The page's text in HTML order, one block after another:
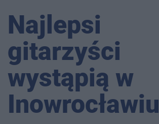
Najlepsi
gitarzyści
wystąpią w
Inowrocławiu